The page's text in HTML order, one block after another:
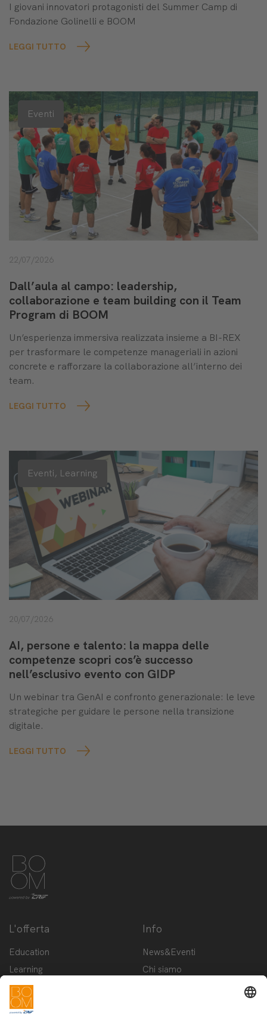
I giovani innovatori protagonisti del Summer Camp di
Fondazione Golinelli e BOOM
LEGGI TUTTO
Eventi
22/07/2026
Dall’aula al campo: leadership,
collaborazione e team building con il Team
Program di BOOM
Un’esperienza immersiva realizzata insieme a BI-REX
per trasformare le competenze manageriali in azioni
concrete e rafforzare la collaborazione all’interno dei
team.
LEGGI TUTTO
Eventi, Learning
20/07/2026
AI, persone e talento: la mappa delle
competenze scopri cos’è successo
nell’esclusivo evento con GIDP
Un webinar tra GenAI e confronto generazionale: le leve
strategiche per guidare le persone nella transizione
digitale.
LEGGI TUTTO
L'offerta
Education
Learning
Innovation
Startup
Info
News&Eventi
Chi siamo